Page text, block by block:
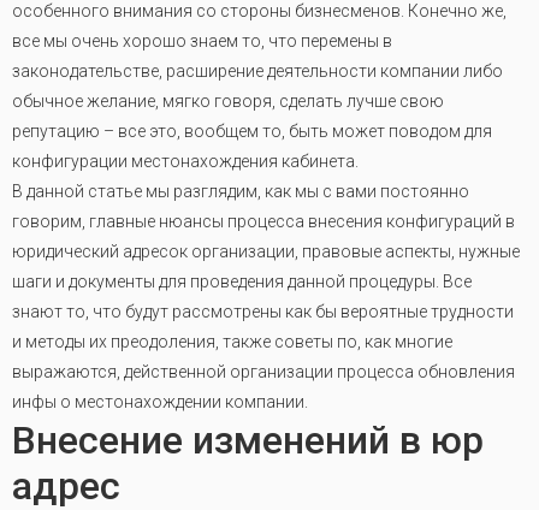
особенного внимания со стороны бизнесменов. Конечно же,
все мы очень хорошо знаем то, что перемены в
законодательстве, расширение деятельности компании либо
обычное желание, мягко говоря, сделать лучше свою
репутацию – все это, вообщем то, быть может поводом для
конфигурации местонахождения кабинета.
В данной статье мы разглядим, как мы с вами постоянно
говорим, главные нюансы процесса внесения конфигураций в
юридический адресок организации, правовые аспекты, нужные
шаги и документы для проведения данной процедуры. Все
знают то, что будут рассмотрены как бы вероятные трудности
и методы их преодоления, также советы по, как многие
выражаются, действенной организации процесса обновления
инфы о местонахождении компании.
Внесение изменений в юр
адрес